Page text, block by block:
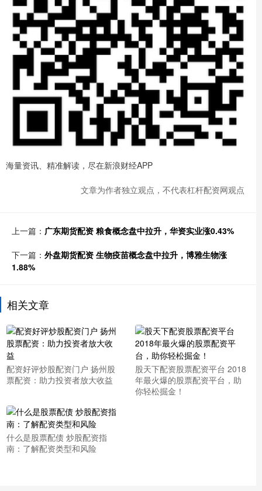
海量资讯、精准解读，尽在新浪财经APP
文章为作者独立观点，不代表杠杆配资网观点
上一篇： 广东期货配资 粮食概念盘中拉升，华资实业涨0.43%
下一篇： 外盘期货配资 生物疫苗概念盘中拉升，博雅生物涨
1.88%
相关文章
配资好评炒股配资门户 扬州股
票配资：助力投资者放大收益
股天下配资股票配资平台 2018
年最火爆的股票配资平台，助
你轻松掘金！
什么是股票配债 炒股配资指
南：了解配资类型和风险